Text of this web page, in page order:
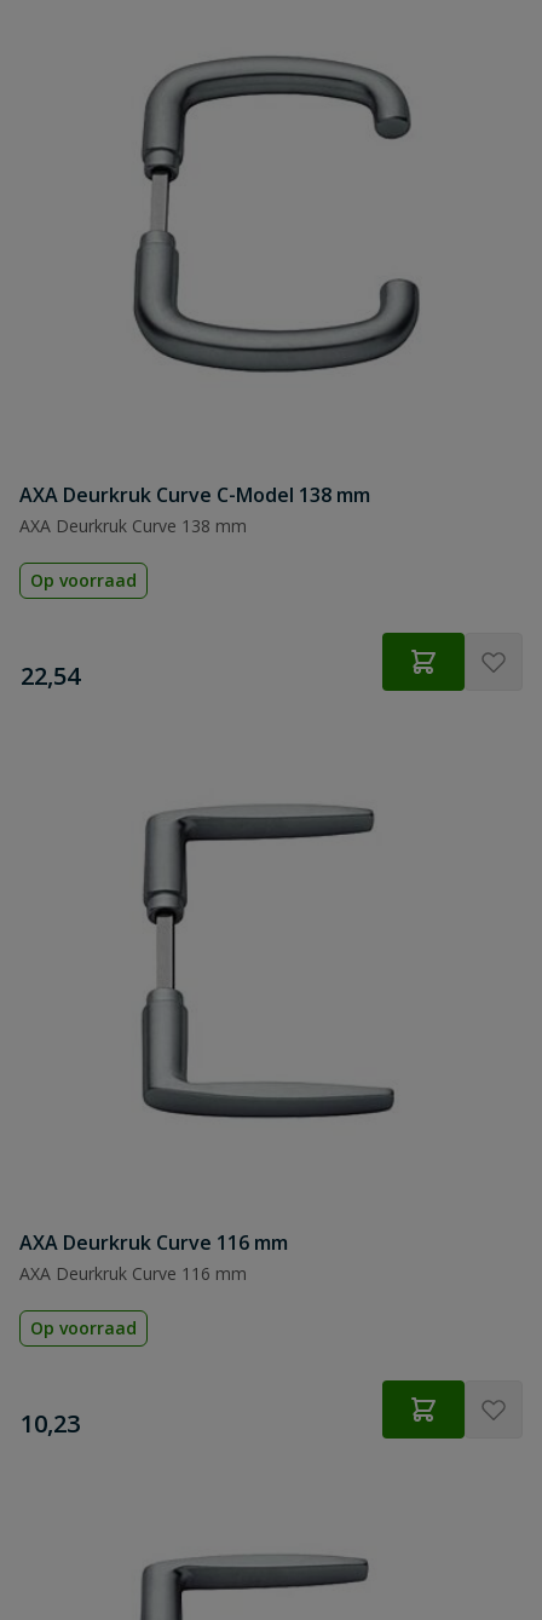
AXA Deurkruk Curve C-Model 138 mm
AXA Deurkruk Curve 138 mm
Op voorraad
€
22,54
AXA Deurkruk Curve 116 mm
AXA Deurkruk Curve 116 mm
Op voorraad
€
10,23